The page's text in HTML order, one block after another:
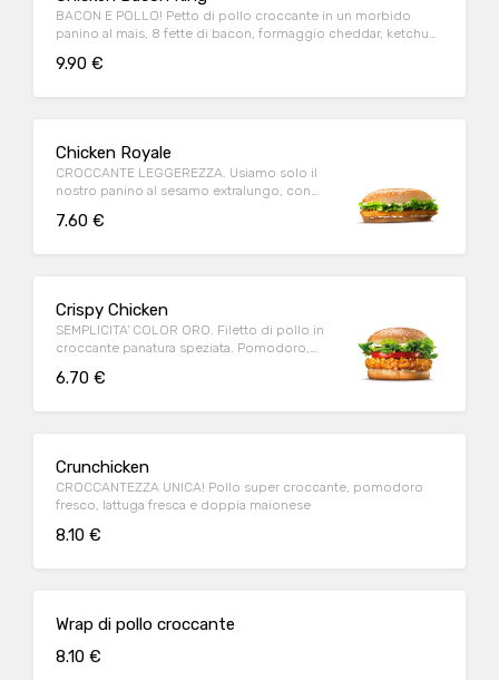
BACON E POLLO! Petto di pollo croccante in un morbido
panino al mais, 8 fette di bacon, formaggio cheddar, ketchup,
9.90 €
Chicken Royale
CROCCANTE LEGGEREZZA. Usiamo solo il
nostro panino al sesamo extralungo, con
7.60 €
Crispy Chicken
SEMPLICITA' COLOR ORO. Filetto di pollo in
croccante panatura speziata. Pomodoro,
6.70 €
Crunchicken
CROCCANTEZZA UNICA! Pollo super croccante, pomodoro
fresco, lattuga fresca e doppia maionese
8.10 €
Wrap di pollo croccante
8.10 €